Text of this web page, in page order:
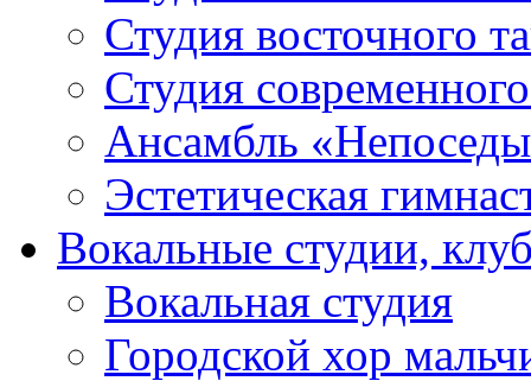
Студия восточного
Студия
Ансамбль
Эстетическая
Вокальные студии,
Вокальная студия
Городской хор